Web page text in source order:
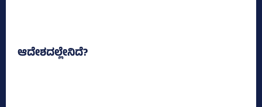
ಆದೇಶದಲ್ಲೇನಿದೆ?